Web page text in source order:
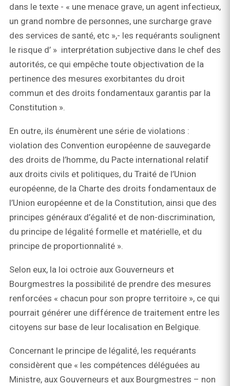
dans le texte - « une menace grave, un agent infectieux,
un grand nombre de personnes, une surcharge grave
des services de santé, etc »,- les requérants soulignent
le risque d’ » interprétation subjective dans le chef des
autorités, ce qui empêche toute objectivation de la
pertinence des mesures exorbitantes du droit
commun et des droits fondamentaux garantis par la
Constitution ».
En outre, ils énumèrent une série de violations :
violation des Convention européenne de sauvegarde
des droits de l’homme, du Pacte international relatif
aux droits civils et politiques, du Traité de l’Union
européenne, de la Charte des droits fondamentaux de
l’Union européenne et de la Constitution, ainsi que des
principes généraux d’égalité et de non-discrimination,
du principe de légalité formelle et matérielle, et du
principe de proportionnalité ».
Selon eux, la loi octroie aux Gouverneurs et
Bourgmestres la possibilité de prendre des mesures
renforcées « chacun pour son propre territoire », ce qui
pourrait générer une différence de traitement entre les
citoyens sur base de leur localisation en Belgique.
Concernant le principe de légalité, les requérants
considèrent que « les compétences déléguées au
Ministre, aux Gouverneurs et aux Bourgmestres – non